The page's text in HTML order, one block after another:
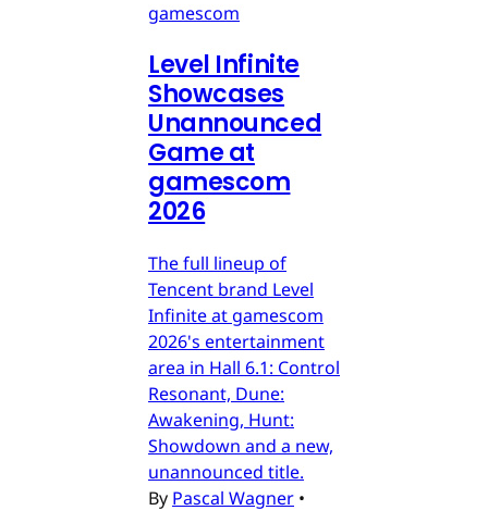
gamescom
Level Infinite
Showcases
Unannounced
Game at
gamescom
2026
The full lineup of
Tencent brand Level
Infinite at gamescom
2026's entertainment
area in Hall 6.1: Control
Resonant, Dune:
Awakening, Hunt:
Showdown and a new,
unannounced title.
By Pascal Wagner •